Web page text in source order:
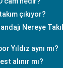
çıkıyor?
Nereye
Yıldız aynı mı?
alınır mı?